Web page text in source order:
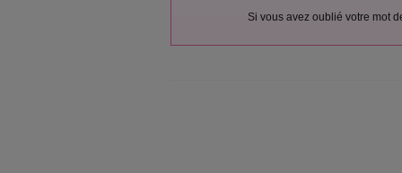
Si vous avez oublié votre mot